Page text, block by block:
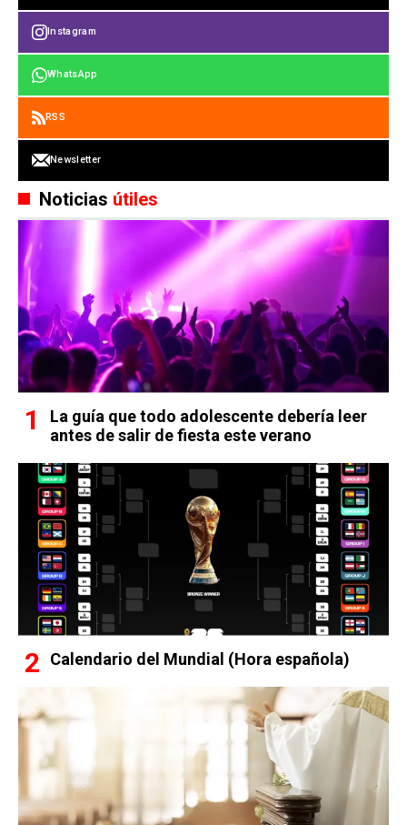
Instagram
WhatsApp
RSS
Newsletter
Noticias útiles
La guía que todo adolescente debería leer
antes de salir de fiesta este verano
Calendario del Mundial (Hora española)